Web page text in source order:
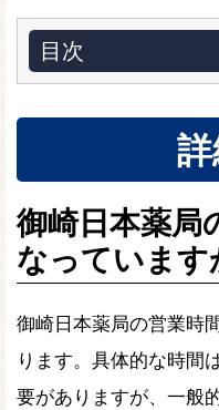
目次
御崎日本薬局
なっています
御崎日本薬局の営業時
ります。具体的な時間
要がありますが、一般